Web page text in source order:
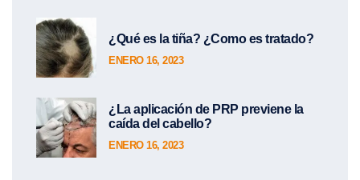
¿Qué es la tiña? ¿Como es tratado?
ENERO 16, 2023
¿La aplicación de PRP previene la
caída del cabello?
ENERO 16, 2023